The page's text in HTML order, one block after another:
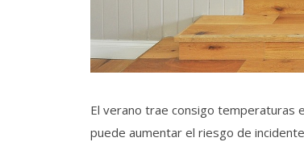
El verano trae consigo temperaturas
puede aumentar el riesgo de